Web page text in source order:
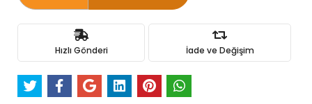
Hızlı Gönderi İade ve Değişim